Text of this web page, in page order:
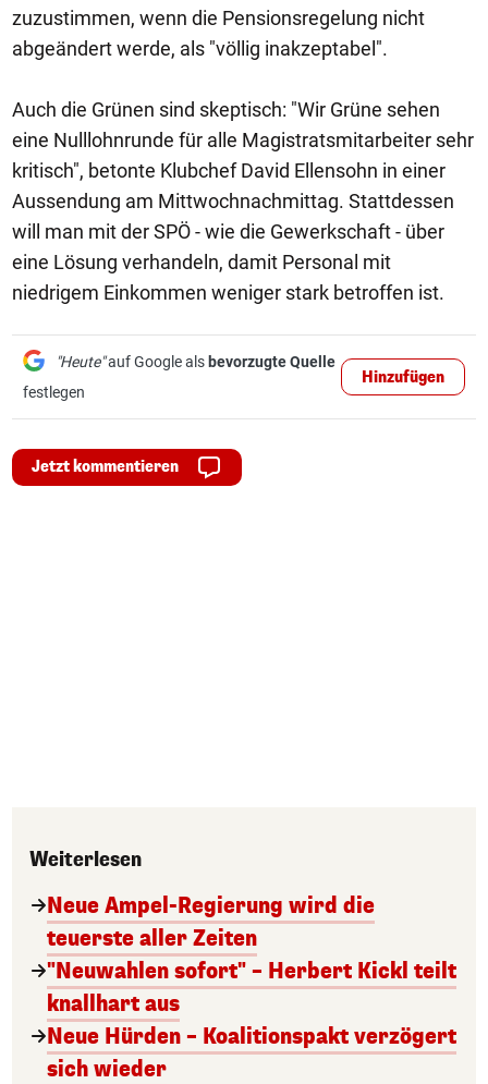
zuzustimmen, wenn die Pensionsregelung nicht
abgeändert werde, als "völlig inakzeptabel".
Auch die Grünen sind skeptisch: "Wir Grüne sehen
eine Nulllohnrunde für alle Magistratsmitarbeiter sehr
kritisch", betonte Klubchef David Ellensohn in einer
Aussendung am Mittwochnachmittag. Stattdessen
will man mit der SPÖ - wie die Gewerkschaft - über
eine Lösung verhandeln, damit Personal mit
niedrigem Einkommen weniger stark betroffen ist.
"Heute"auf Google als bevorzugte Quelle
festlegen
Hinzufügen
Jetzt kommentieren
Weiterlesen
Neue Ampel-Regierung wird die
teuerste aller Zeiten
"Neuwahlen sofort" – Herbert Kickl teilt
knallhart aus
Neue Hürden – Koalitionspakt verzögert
sich wieder